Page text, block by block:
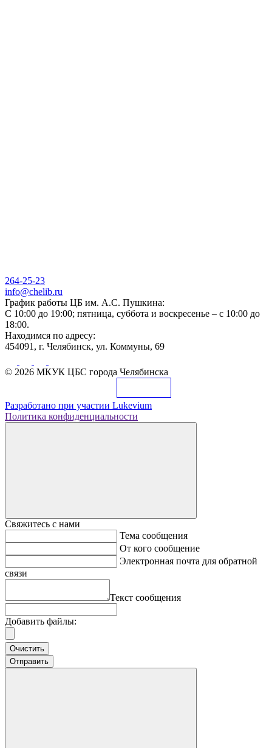
264-25-23
info@chelib.ru
График работы ЦБ им. А.С. Пушкина:
С 10:00 до 19:00; пятница, суббота и воскресенье – с 10:00 до
18:00.
Находимся по адресу:
454091, г. Челябинск, ул. Коммуны, 69
© 2026 МКУК ЦБС города Челябинска
Разработано при участии Lukevium
Политика конфиденциальности
Свяжитесь с нами
Тема сообщения
От кого сообщение
Электронная почта для обратной
связи
Текст сообщения
Добавить файлы:
Очистить
Отправить